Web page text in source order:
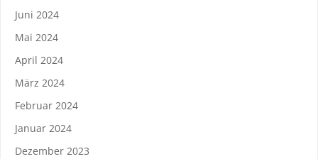
Juni 2024
Mai 2024
April 2024
März 2024
Februar 2024
Januar 2024
Dezember 2023